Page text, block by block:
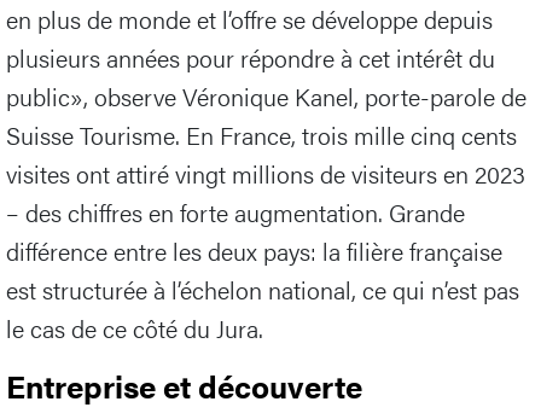
en plus de monde et l’offre se développe depuis
plusieurs années pour répondre à cet intérêt du
public», observe Véronique Kanel, porte-parole de
Suisse Tourisme. En France, trois mille cinq cents
visites ont attiré vingt millions de visiteurs en 2023
– des chiffres en forte augmentation. Grande
différence entre les deux pays: la filière française
est structurée à l’échelon national, ce qui n’est pas
le cas de ce côté du Jura.
Entreprise et découverte